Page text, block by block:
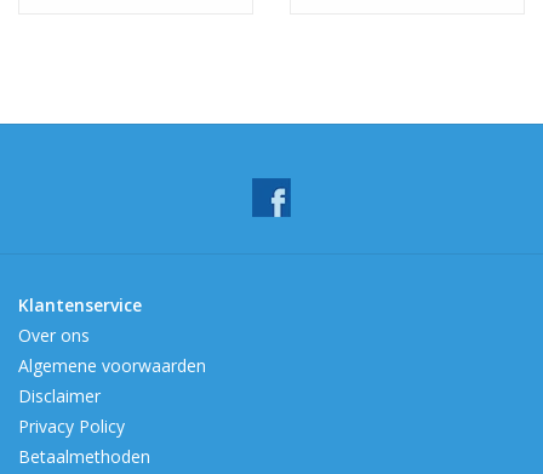
Klantenservice
Over ons
Algemene voorwaarden
Disclaimer
Privacy Policy
Betaalmethoden